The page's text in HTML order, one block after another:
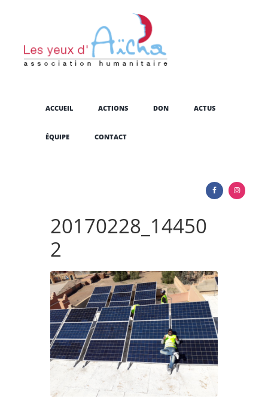
ACCUEIL ACTIONS DON ACTUS
ÉQUIPE CONTACT
20170228_14450
2